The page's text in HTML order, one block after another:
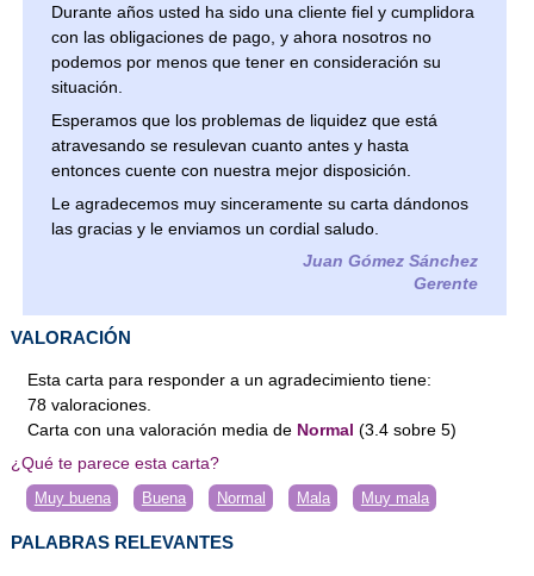
Durante años usted ha sido una cliente fiel y cumplidora
con las obligaciones de pago, y ahora nosotros no
podemos por menos que tener en consideración su
situación.
Esperamos que los problemas de liquidez que está
atravesando se resulevan cuanto antes y hasta
entonces cuente con nuestra mejor disposición.
Le agradecemos muy sinceramente su carta dándonos
las gracias y le enviamos un cordial saludo.
Juan Gómez Sánchez
Gerente
VALORACIÓN
Esta carta para responder a un agradecimiento tiene:
78 valoraciones
Carta con una valoración media de Normal (3.4 sobre5)
¿Qué te parece esta carta?
Muy buena Buena Normal Mala Muy mala
PALABRAS RELEVANTES